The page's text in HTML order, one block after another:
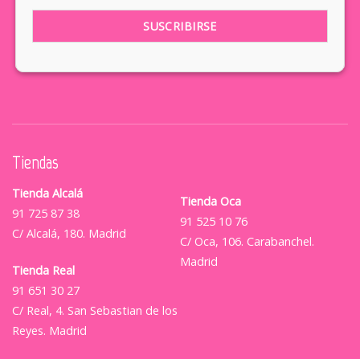
Tiendas
Tienda Alcalá
91 725 87 38
C/ Alcalá, 180. Madrid
Tienda Real
91 651 30 27
C/ Real, 4. San Sebastian de los
Reyes. Madrid
Tienda Oca
91 525 10 76
C/ Oca, 106. Carabanchel.
Madrid